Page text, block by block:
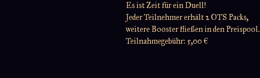
Es ist Zeit für ein Duell!
Jeder Teilnehmer erhält 2 OTS Packs,
weitere Booster fließen in den Preispool.
Teilnahmegebühr: 5,00 €